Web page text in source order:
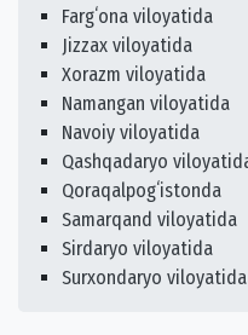
Fargʻona viloyatida
Jizzax viloyatida
Xorazm viloyatida
Namangan viloyatida
Navoiy viloyatida
Qashqadaryo
Qoraqalpogʻistonda
Samarqand viloyatida
Sirdaryo viloyatida
Surxondaryo viloyatida